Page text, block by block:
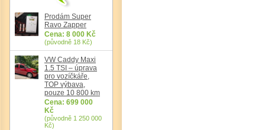
Prodám Super
Ravo Zapper
Cena: 8 000 Kč
(původně 18 Kč)
VW Caddy Maxi
1.5 TSI – úprava
pro vozíčkáře,
TOP výbava,
pouze 10 800 km
Cena: 699 000
Kč
(původně 1 250 000
Kč)